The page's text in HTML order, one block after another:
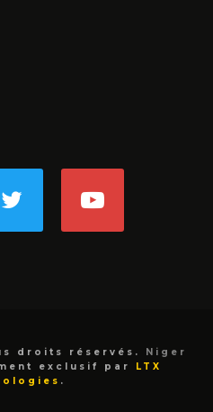
droits réservés. Niger
exclusif par
LTX
.